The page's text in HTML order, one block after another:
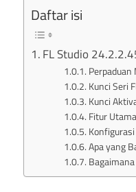
Daftar isi
FL Studio
Kunci Seri
Kunci
Fitur
Apa yang